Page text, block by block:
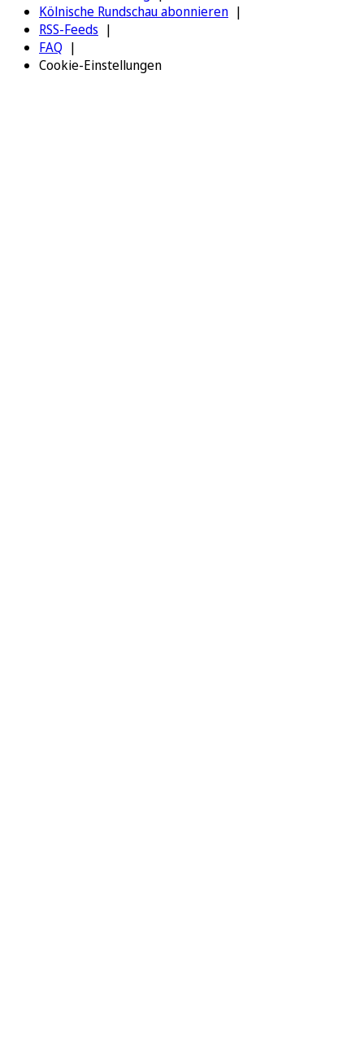
Kölnische Rundschau abonnieren
RSS-Feeds
FAQ
Cookie-Einstellungen